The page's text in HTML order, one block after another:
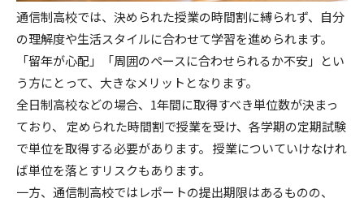
通信制高校では、決められた授業の時間割に縛られず、自分
の理解度や生活スタイルに合わせて学習を進められます。
「留年が心配」「周囲のペースに合わせられるか不安」とい
う方にとって、大きなメリットとなります。
全日制高校などの場合、1年間に取得すべき単位数が決まっ
ており、 定められた時間割で授業を受け、各学期の定期試験
で単位を取得する必要があります。 授業についていけなけれ
ば単位を落とすリスクもあります。
一方、通信制高校ではレポートの提出期限はあるものの、